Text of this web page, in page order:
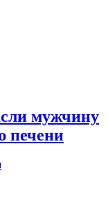
мужчину
печени